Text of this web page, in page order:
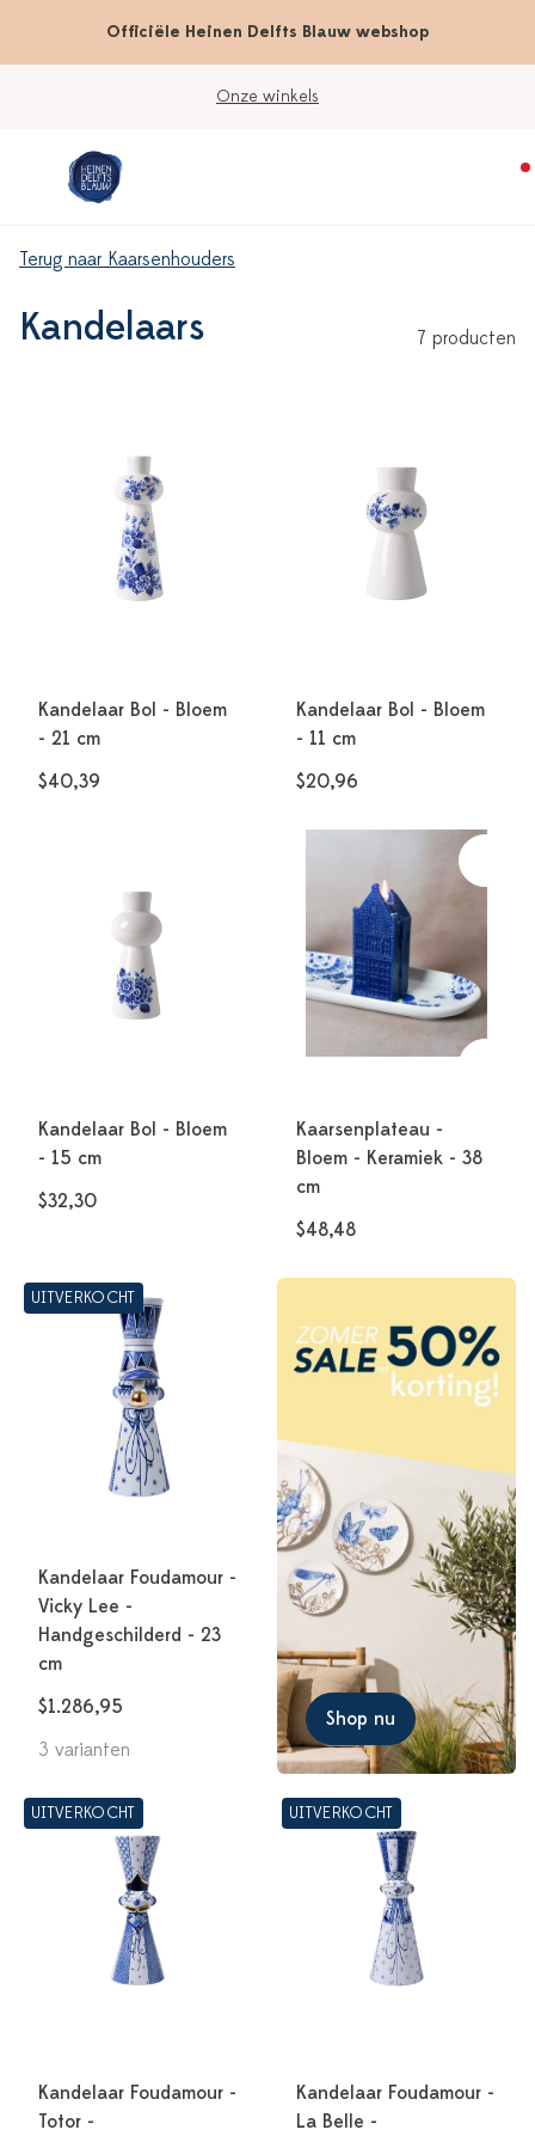
Officiële Heinen Delfts Blauw webshop
Onze winkels
Terug naar Kaarsenhouders
Kandelaars 7 producten
Kandelaar Bol - Bloem
- 21 cm
$40,39
Kandelaar Bol - Bloem
- 11 cm
$20,96
Kandelaar Bol - Bloem
- 15 cm
$32,30
Kaarsenplateau -
Bloem - Keramiek - 38
cm
$48,48
UITVERKOCHT
Kandelaar Foudamour -
Vicky Lee -
Handgeschilderd - 23
cm
$1.286,95
3 varianten
Shop nu
UITVERKOCHT
Kandelaar Foudamour -
Totor -
UITVERKOCHT
Kandelaar Foudamour -
La Belle -